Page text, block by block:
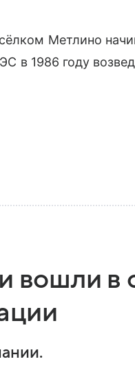
Метлино
в 1986 году
вошли в